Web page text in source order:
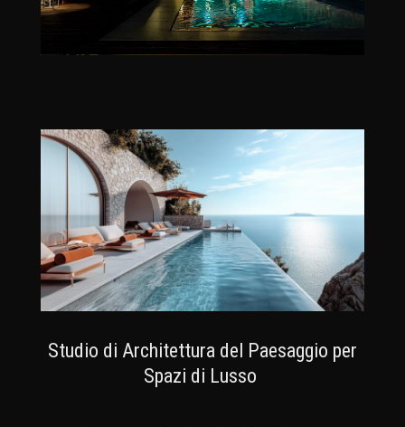
Studio di Architettura del Paesaggio per
Spazi di Lusso